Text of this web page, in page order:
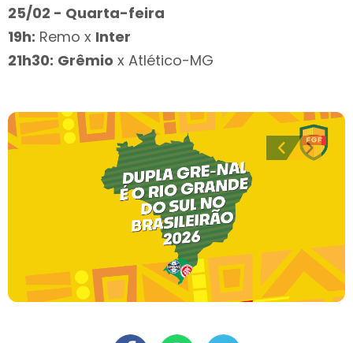
25/02 - Quarta-feira
19h: Remo x Inter
21h30: Grêmio x Atlético-MG